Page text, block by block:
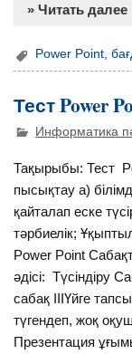
» Читать далее
Power Point,
Тест Power
Информатика
Тақырыбы: Тест
пысықтау а)
қайталап еске
тәрбиелік;
Power Point
әдісі: Түсіндіру
сабақ ІІIҮйге
түгендеп, жоқ
Презентация